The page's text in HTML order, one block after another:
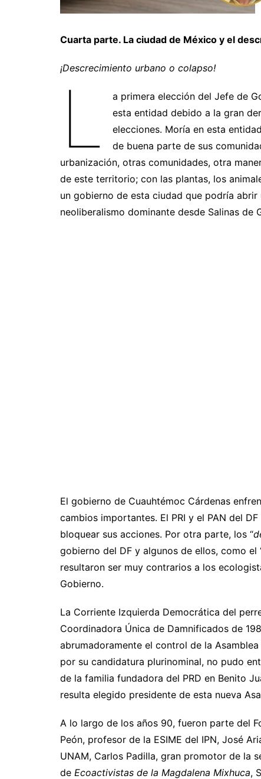
Cuarta parte. La ciudad de México y el
¡Descrecimiento urbano o colapso!
L
a primera elección del Jefe de
esta entidad debido a la gran
elecciones. Moría en esta
de buena parte de sus
urbanización, otras comunidades, otra
de este territorio; con las plantas, los
un gobierno de esta ciudad que podría
neoliberalismo dominante desde Salinas de
El gobierno de Cuauhtémoc Cárdenas
cambios importantes. El PRI y el PAN del
bloquear sus acciones. Por otra parte, los “
gobierno del DF y algunos de ellos, como el
resultaron ser muy contrarios a los
Gobierno.
La Corriente Izquierda Democrática del
Coordinadora Única de Damnificados de
abrumadoramente el control de la
por su candidatura plurinominal, no pudo
de la familia fundadora del PRD en Benito
resulta elegido presidente de esta nueva
A lo largo de los años 90, fueron parte del
Peón, profesor de la ESIME del IPN, José
UNAM, Carlos Padilla, gran promotor de la
de Ecoactivistas de la Magdalena Mixhuca,